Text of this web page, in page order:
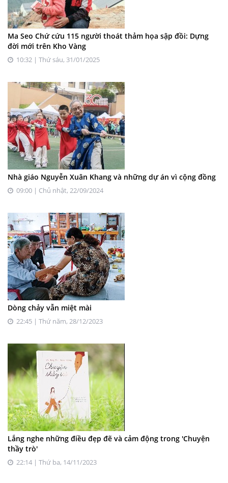
Ma Seo Chứ cứu 115 người thoát thảm họa sập đồi: Dựng
đời mới trên Kho Vàng
10:32 | Thứ sáu, 31/01/2025
Nhà giáo Nguyễn Xuân Khang và những dự án vì cộng đồng
09:00 | Chủ nhật, 22/09/2024
Dòng chảy vẫn miệt mài
22:45 | Thứ năm, 28/12/2023
Lắng nghe những điều đẹp đẽ và cảm động trong 'Chuyện
thầy trò'
22:14 | Thứ ba, 14/11/2023